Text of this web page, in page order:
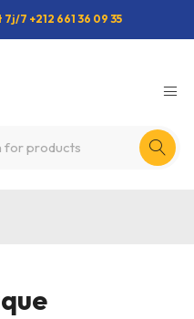
7 +212 661 36 09 35